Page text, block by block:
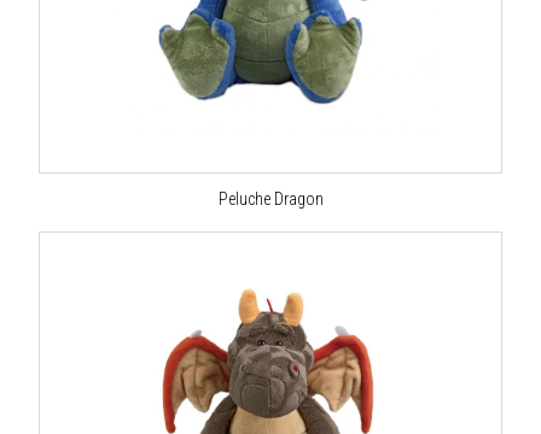
Peluche Dragon